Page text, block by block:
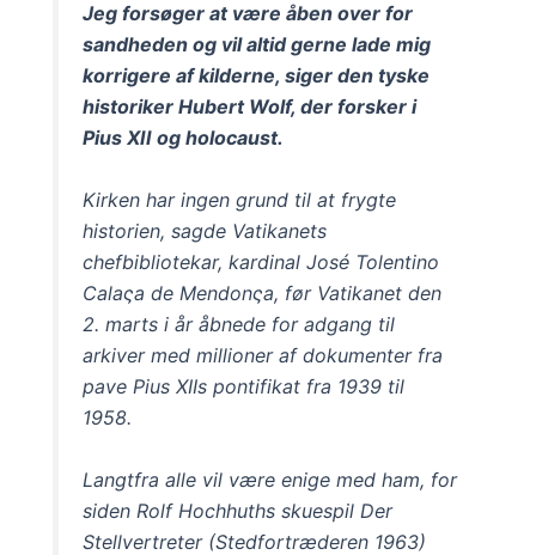
Jeg forsøger at være åben over for
sandheden og vil altid gerne lade mig
korrigere af kilderne, siger den tyske
historiker Hubert Wolf, der forsker i
Pius XII og holocaust.
Kirken har ingen grund til at frygte
historien, sagde Vatikanets
chefbibliotekar, kardinal José Tolentino
Calaςa de Mendonςa, før Vatikanet den
2. marts i år åbnede for adgang til
arkiver med millioner af dokumenter fra
pave Pius XIIs pontifikat fra 1939 til
1958.
Langtfra alle vil være enige med ham, for
siden Rolf Hochhuths skuespil Der
Stellvertreter (Stedfortræderen 1963)